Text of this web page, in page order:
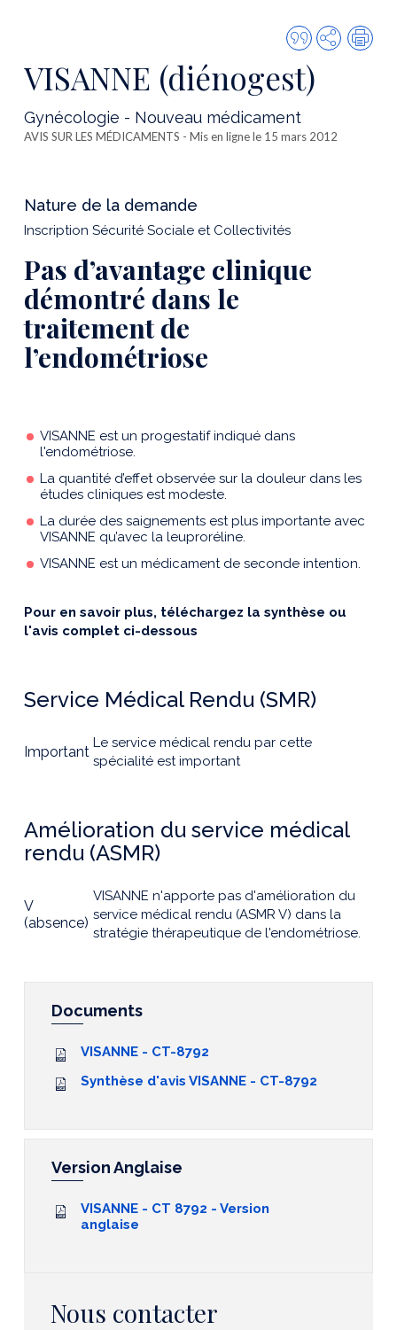
Citer
cette
publication
Partager
VISANNE (diénogest)
Gynécologie - Nouveau médicament
AVIS SUR LES MÉDICAMENTS - Mis en ligne le 15 mars 2012
Nature de la demande
Inscription Sécurité Sociale et Collectivités
Pas d’avantage clinique
démontré dans le
traitement de
l’endométriose
VISANNE est un progestatif indiqué dans
l'endométriose.
La quantité d’effet observée sur la douleur dans les
études cliniques est modeste.
La durée des saignements est plus importante avec
VISANNE qu’avec la leuproréline.
VISANNE est un médicament de seconde intention.
Pour en savoir plus, téléchargez la synthèse ou
l'avis complet ci-dessous
Service Médical Rendu (SMR)
Important
Le service médical rendu par cette
spécialité est important
Amélioration du service médical
rendu (ASMR)
V
(absence)
VISANNE n'apporte pas d'amélioration du
service médical rendu (ASMR V) dans la
stratégie thérapeutique de l'endométriose.
Documents
VISANNE - CT-8792
Synthèse d'avis VISANNE - CT-8792
Version Anglaise
VISANNE - CT 8792 - Version
anglaise
Nous contacter